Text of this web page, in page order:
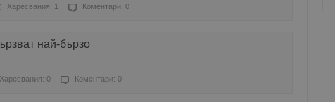
Харесвания: 1 Коментари: 0
най-бързо
Харесвания: 0 Коментари: 0